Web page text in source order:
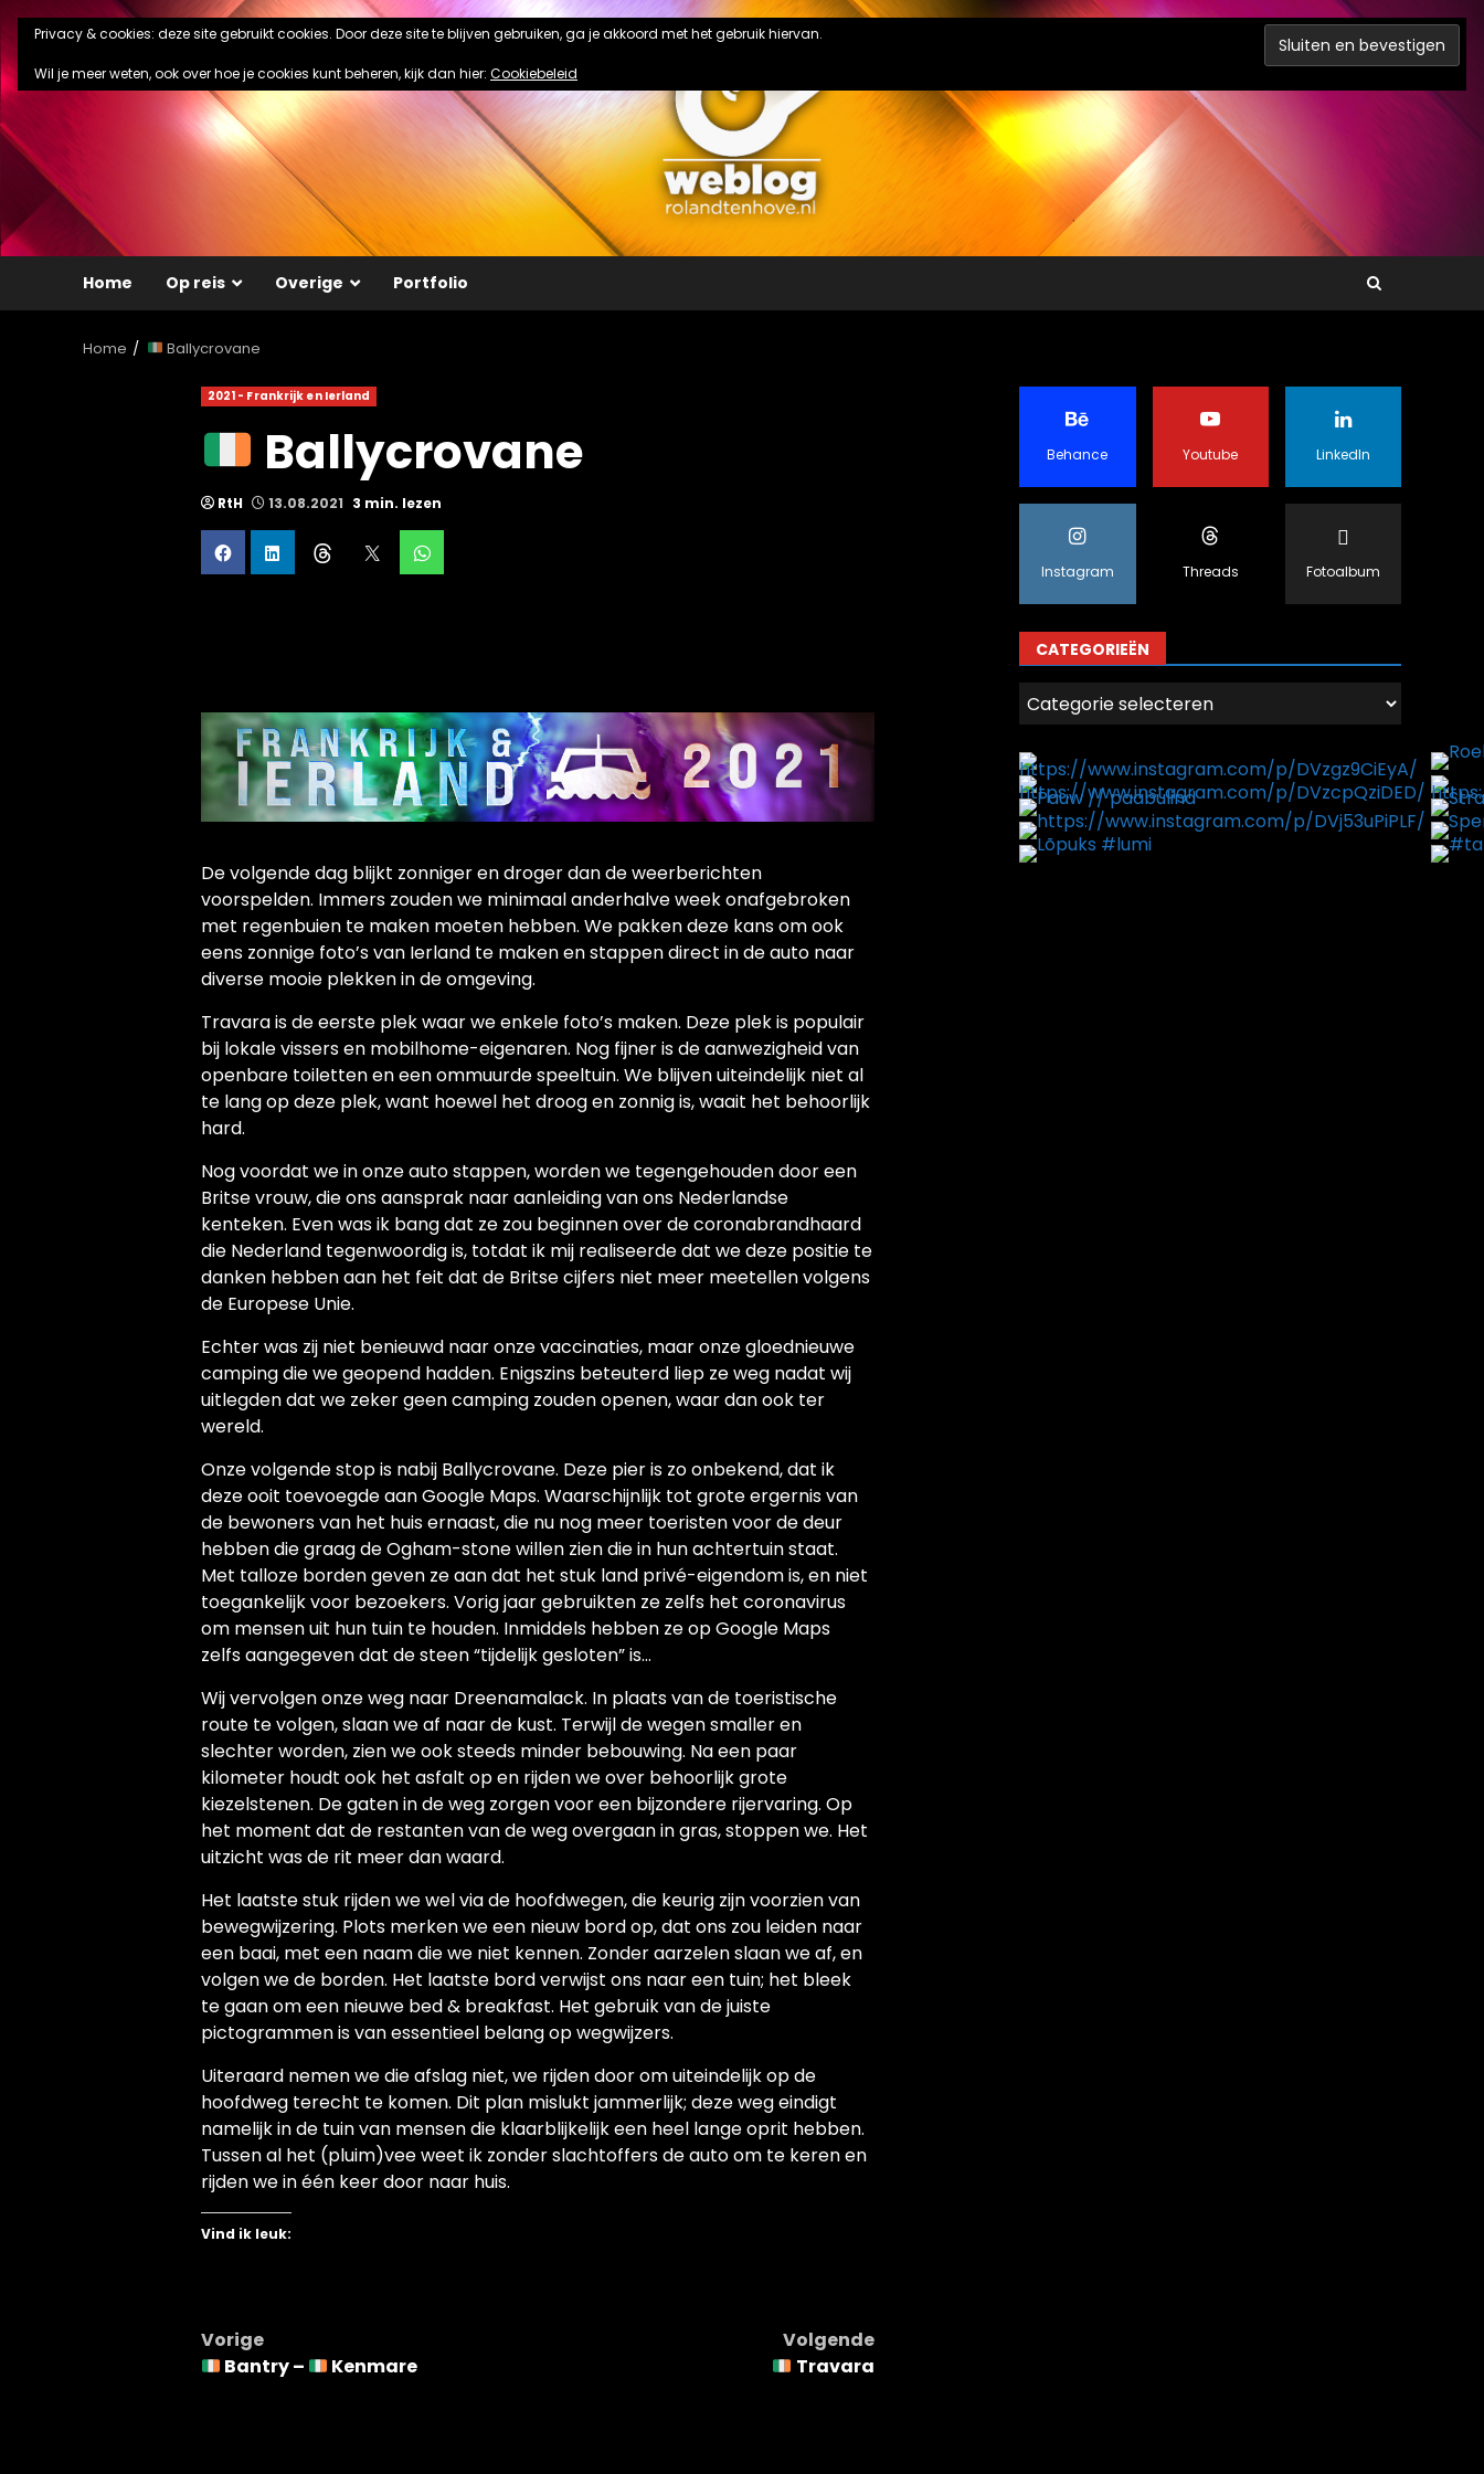
Ga
naar
de
inhoud
Home Op reis Overige Portfolio
Home Ballycrovane
2021 - Frankrijk en Ierland
Ballycrovane
RtH 13.08.2021 3 min. lezen
De volgende dag blijkt zonniger en droger dan de weerberichten
voorspelden. Immers zouden we minimaal anderhalve week onafgebroken
met regenbuien te maken moeten hebben. We pakken deze kans om ook
eens zonnige foto’s van Ierland te maken en stappen direct in de auto naar
diverse mooie plekken in de omgeving.
Travara is de eerste plek waar we enkele foto’s maken. Deze plek is populair
bij lokale vissers en mobilhome-eigenaren. Nog fijner is de aanwezigheid van
openbare toiletten en een ommuurde speeltuin. We blijven uiteindelijk niet al
te lang op deze plek, want hoewel het droog en zonnig is, waait het behoorlijk
hard.
Nog voordat we in onze auto stappen, worden we tegengehouden door een
Britse vrouw, die ons aansprak naar aanleiding van ons Nederlandse
kenteken. Even was ik bang dat ze zou beginnen over de coronabrandhaard
die Nederland tegenwoordig is, totdat ik mij realiseerde dat we deze positie te
danken hebben aan het feit dat de Britse cijfers niet meer meetellen volgens
de Europese Unie.
Echter was zij niet benieuwd naar onze vaccinaties, maar onze gloednieuwe
camping die we geopend hadden. Enigszins beteuterd liep ze weg nadat wij
uitlegden dat we zeker geen camping zouden openen, waar dan ook ter
wereld.
Onze volgende stop is nabij Ballycrovane. Deze pier is zo onbekend, dat ik
deze ooit toevoegde aan Google Maps. Waarschijnlijk tot grote ergernis van
de bewoners van het huis ernaast, die nu nog meer toeristen voor de deur
hebben die graag de Ogham-stone willen zien die in hun achtertuin staat.
Met talloze borden geven ze aan dat het stuk land privé-eigendom is, en niet
toegankelijk voor bezoekers. Vorig jaar gebruikten ze zelfs het coronavirus
om mensen uit hun tuin te houden. Inmiddels hebben ze op Google Maps
zelfs aangegeven dat de steen “tijdelijk gesloten” is…
Wij vervolgen onze weg naar Dreenamalack. In plaats van de toeristische
route te volgen, slaan we af naar de kust. Terwijl de wegen smaller en
slechter worden, zien we ook steeds minder bebouwing. Na een paar
kilometer houdt ook het asfalt op en rijden we over behoorlijk grote
kiezelstenen. De gaten in de weg zorgen voor een bijzondere rijervaring. Op
het moment dat de restanten van de weg overgaan in gras, stoppen we. Het
uitzicht was de rit meer dan waard.
Het laatste stuk rijden we wel via de hoofdwegen, die keurig zijn voorzien van
bewegwijzering. Plots merken we een nieuw bord op, dat ons zou leiden naar
een baai, met een naam die we niet kennen. Zonder aarzelen slaan we af, en
volgen we de borden. Het laatste bord verwijst ons naar een tuin; het bleek
te gaan om een nieuwe bed & breakfast. Het gebruik van de juiste
pictogrammen is van essentieel belang op wegwijzers.
Uiteraard nemen we die afslag niet, we rijden door om uiteindelijk op de
hoofdweg terecht te komen. Dit plan mislukt jammerlijk; deze weg eindigt
namelijk in de tuin van mensen die klaarblijkelijk een heel lange oprit hebben.
Tussen al het (pluim)vee weet ik zonder slachtoffers de auto om te keren en
rijden we in één keer door naar huis.
Vind ik leuk:
Bericht
navigatie
Vorige
Bantry –
Kenmare
Volgende
Travara
Behance Youtube LinkedIn
Instagram Threads Fotoalbum
CATEGORIEËN
Categorieën
Privacy & cookies: deze site gebruikt cookies. Door deze site te blijven gebruiken, ga je akkoord met het gebruik hiervan.
Wil je meer weten, ook over hoe je cookies kunt beheren, kijk dan hier: Cookiebeleid